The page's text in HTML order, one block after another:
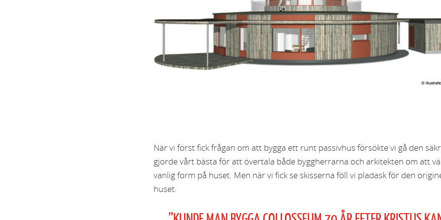
När vi först fick frågan om att bygga ett runt passivhus försökte vi gå den
gjorde vårt bästa för att övertala både byggherrarna och arkitekten om att
vanlig form på huset. Men när vi fick se skisserna föll vi pladask för den
huset.